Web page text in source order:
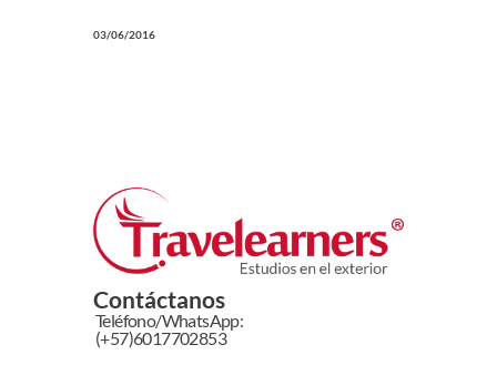
03/06/2016
Contáctanos
Teléfono/WhatsApp:
(+57)6017702853